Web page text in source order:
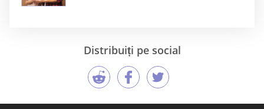
Distribuiți pe social